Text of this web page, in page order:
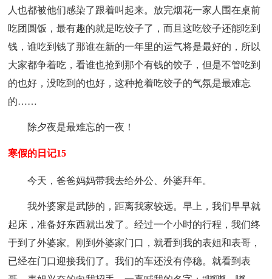
人也都被他们感染了跟着叫起来。放完烟花一家人围在桌前
吃团圆饭，最有趣的就是吃饺子了，而且这吃饺子还能吃到
钱，谁吃到钱了那谁在新的一年里的运气将是最好的，所以
大家都争着吃，看谁也抢到那个有钱的饺子，但是不管吃到
的也好，没吃到的也好，这种抢着吃饺子的气氛是最难忘
的……
除夕夜是最难忘的一夜！
寒假的日记15
今天，爸爸妈妈带我去给外公、外婆拜年。
我外婆家是武陟的，距离我家较远。早上，我们早早就
起床，准备好东西就出发了。经过一个小时的行程，我们终
于到了外婆家。刚到外婆家门口，就看到我的表姐和表哥，
已经在门口迎接我们了。我们的车还没有停稳。就看到表